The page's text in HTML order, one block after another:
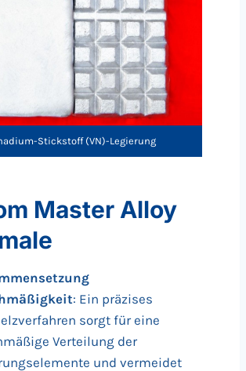
Stickstoff (VN)-Legierung
Master Alloy
: Ein präzises
sorgt für eine
Verteilung der
und vermeidet